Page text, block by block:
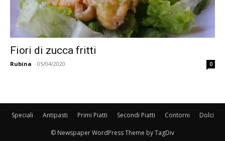
Fiori di zucca fritti
Rubina - 05/04/2020 0
Speciali Antipasti Primi Piatti Secondi Piatti Contorni Dolci
© Newspaper WordPress Theme by TagDiv